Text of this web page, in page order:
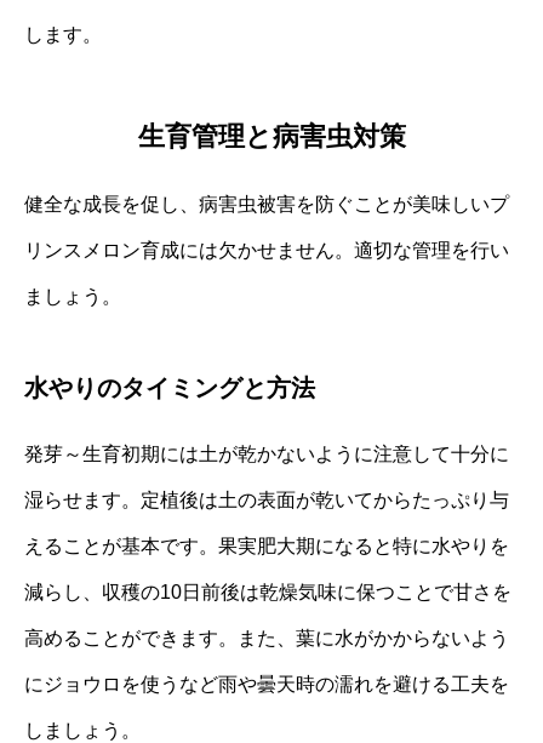
します。
生育管理と病害虫対策
健全な成長を促し、病害虫被害を防ぐことが美味しいプ
リンスメロン育成には欠かせません。適切な管理を行い
ましょう。
水やりのタイミングと方法
発芽～生育初期には土が乾かないように注意して十分に
湿らせます。定植後は土の表面が乾いてからたっぷり与
えることが基本です。果実肥大期になると特に水やりを
減らし、収穫の10日前後は乾燥気味に保つことで甘さを
高めることができます。また、葉に水がかからないよう
にジョウロを使うなど雨や曇天時の濡れを避ける工夫を
しましょう。